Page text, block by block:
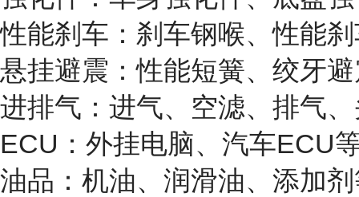
性能刹车：刹车钢喉、性能
悬挂避震：性能短簧、绞牙
进排气：进气、空滤、排气
ECU：外挂电脑、汽车ECU
油品：机油、润滑油、添加